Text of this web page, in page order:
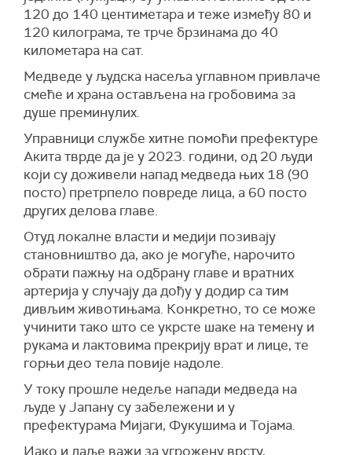
120 до 140 центиметара и теже између 80 и
120 килограма, те трче брзинама до 40
километара на сат.
Медведе у људска насеља углавном привлаче
смеће и храна остављена на гробовима за
душе преминулих.
Управници службе хитне помоћи префектуре
Акита тврде да је у 2023. години, од 20 људи
који су доживели напад медведа њих 18 (90
посто) претрпело повреде лица, а 60 посто
других делова главе.
Отуд локалне власти и медији позивају
становништво да, ако је могуће, нарочито
обрати пажњу на одбрану главе и вратних
артерија у случају да дођу у додир са тим
дивљим животињама. Конкретно, то се може
учинити тако што се укрсте шаке на темену и
рукама и лактовима прекрију врат и лице, те
горњи део тела повије надоле.
У току прошле недеље напади медведа на
људе у Јапану су забележени и у
префектурама Мијаги, Фукушима и Тојама.
Иако и даље важи за угрожену врсту,